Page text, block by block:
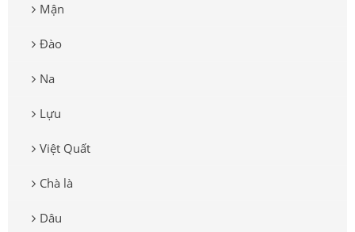
Mận
Đào
Na
Lựu
Việt Quất
Chà là
Dâu